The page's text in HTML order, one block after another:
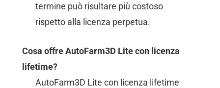
termine può risultare più costoso
rispetto alla licenza perpetua.
Cosa offre AutoFarm3D Lite con licenza
lifetime?
AutoFarm3D Lite con licenza lifetime